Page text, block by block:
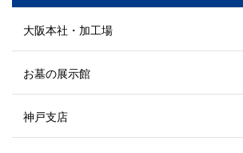
大阪本社・加工場
お墓の展示館
神戸支店